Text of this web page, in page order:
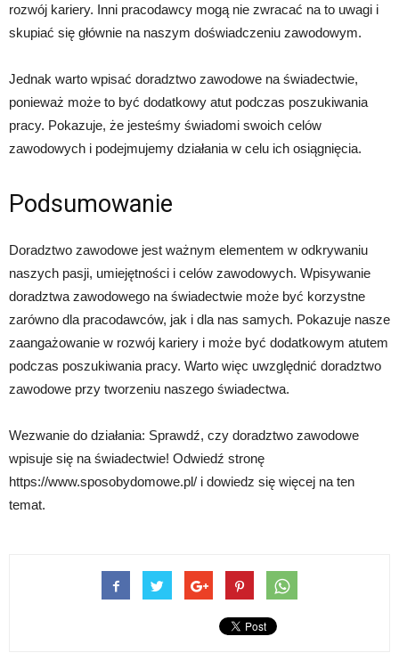
rozwój kariery. Inni pracodawcy mogą nie zwracać na to uwagi i
skupiać się głównie na naszym doświadczeniu zawodowym.
Jednak warto wpisać doradztwo zawodowe na świadectwie,
ponieważ może to być dodatkowy atut podczas poszukiwania
pracy. Pokazuje, że jesteśmy świadomi swoich celów
zawodowych i podejmujemy działania w celu ich osiągnięcia.
Podsumowanie
Doradztwo zawodowe jest ważnym elementem w odkrywaniu
naszych pasji, umiejętności i celów zawodowych. Wpisywanie
doradztwa zawodowego na świadectwie może być korzystne
zarówno dla pracodawców, jak i dla nas samych. Pokazuje nasze
zaangażowanie w rozwój kariery i może być dodatkowym atutem
podczas poszukiwania pracy. Warto więc uwzględnić doradztwo
zawodowe przy tworzeniu naszego świadectwa.
Wezwanie do działania: Sprawdź, czy doradztwo zawodowe
wpisuje się na świadectwie! Odwiedź stronę
https://www.sposobydomowe.pl/ i dowiedz się więcej na ten
temat.